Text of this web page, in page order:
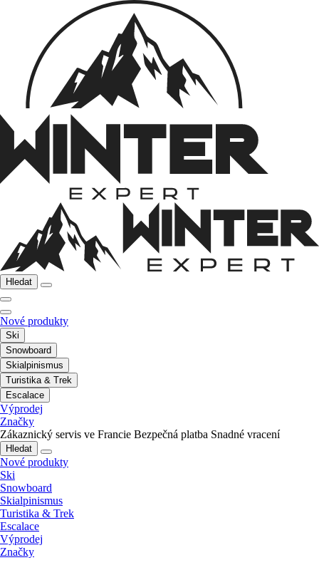
Hledat
Nové produkty
Ski
Snowboard
Skialpinismus
Turistika & Trek
Escalace
Výprodej
Značky
Zákaznický servis ve Francie Bezpečná platba Snadné vracení
Hledat
Nové produkty
Ski
Snowboard
Skialpinismus
Turistika & Trek
Escalace
Výprodej
Značky